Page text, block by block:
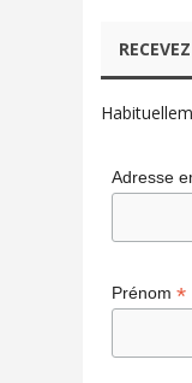
Adresse
Prénom *